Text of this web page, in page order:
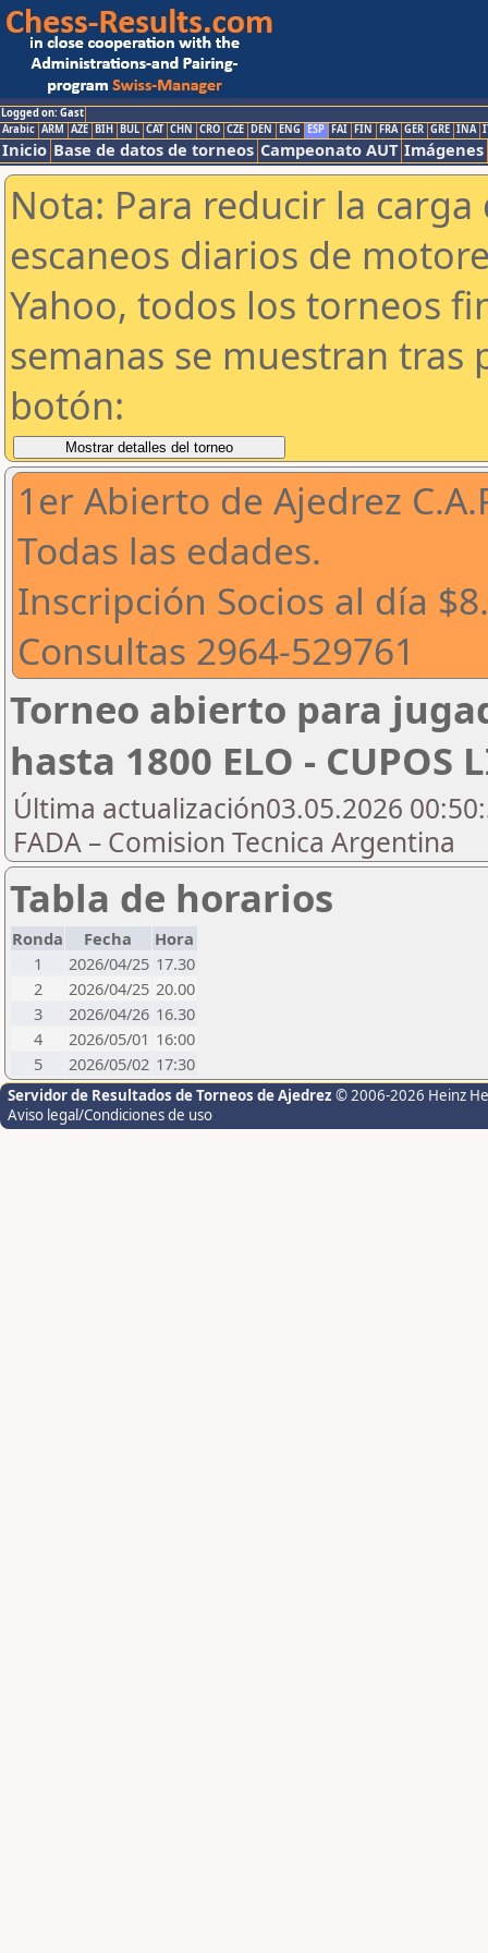
Logged on: Gast
Arabic ARM AZE BIH BUL CAT CHN CRO CZE DEN ENG ESP FAI FIN FRA GER GRE INA
Inicio Base de datos de torneos Campeonato AUT Imágenes
Nota: Para reducir la
escaneos diarios de
Yahoo, todos los torneos
semanas se muestran tras
botón:
1er Abierto de Ajedrez
Todas las edades.
Inscripción Socios al día
Consultas 2964-529761
Torneo abierto para
hasta 1800 ELO - CUPOS
Última actualización03.05.2026
FADA – Comision Tecnica Argentina
Tabla de horarios
Ronda Fecha
Hora
1
2026/04/25 17.30
2
2026/04/25 20.00
3
2026/04/26 16.30
4
2026/05/01 16:00
5
2026/05/02 17:30
Servidor de Resultados de Torneos de Ajedrez © 2006-2026 Heinz
Aviso legal/Condiciones de uso